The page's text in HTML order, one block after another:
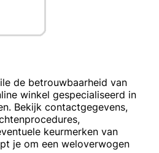
de betrouwbaarheid van
winkel gespecialiseerd in
Bekijk contactgegevens,
keurmerken van
je om een weloverwogen